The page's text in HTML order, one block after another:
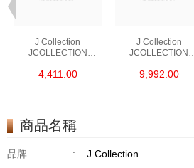
J Collection
JCOLLECTION
RDDI 0.48 CT18KR
4,411.00
J Collection
JCOLLECTION
RDDI 1.34 CT18KW
9,992.00
商品名稱
品牌 : J Collection